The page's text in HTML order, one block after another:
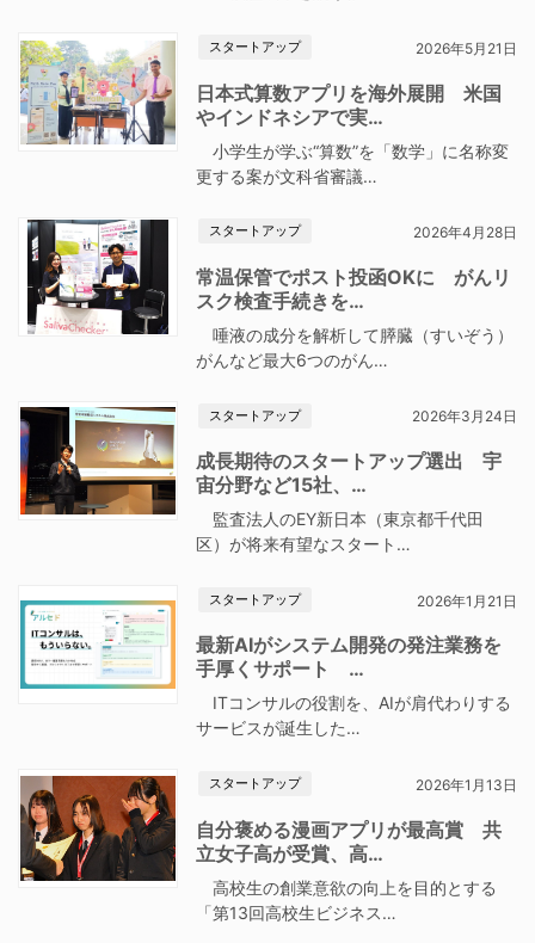
スタートアップ 2026年5月21日
日本式算数アプリを海外展開 米国
やインドネシアで実…
小学生が学ぶ“算数”を「数学」に名称変
更する案が文科省審議…
スタートアップ 2026年4月28日
常温保管でポスト投函OKに がんリ
スク検査手続きを…
唾液の成分を解析して膵臓（すいぞう）
がんなど最大6つのがん…
スタートアップ 2026年3月24日
成長期待のスタートアップ選出 宇
宙分野など15社、…
監査法人のEY新日本（東京都千代田
区）が将来有望なスタート…
スタートアップ 2026年1月21日
最新AIがシステム開発の発注業務を
手厚くサポート …
ITコンサルの役割を、AIが肩代わりする
サービスが誕生した…
スタートアップ 2026年1月13日
自分褒める漫画アプリが最高賞 共
立女子高が受賞、高…
高校生の創業意欲の向上を目的とする
「第13回高校生ビジネス…